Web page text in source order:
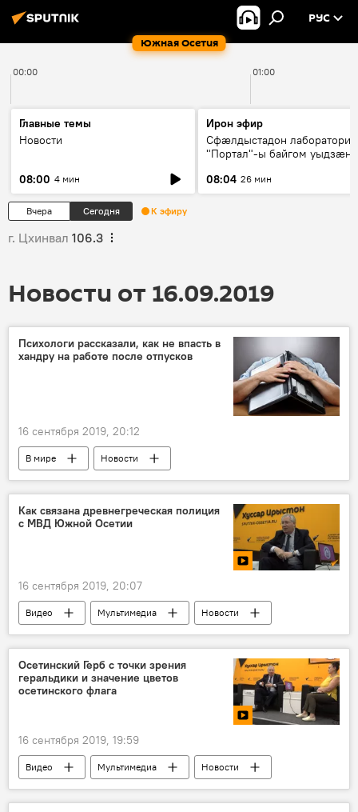
Южная Осетия
РУС
00:00 01:00
Главные темы
Новости
08:00 4 мин
Ирон эфир
Сфæлдыстадон лаборатори
"Портал"-ы байгом уыдзæн
Æхсары куыстыты равдыст
08:04 26 мин
Вчера Сегодня К эфиру
г. Цхинвал 106.3
Новости от 16.09.2019
Психологи рассказали, как не впасть в
хандру на работе после отпусков
16 сентября 2019, 20:12
В мире Новости
Как связана древнегреческая полиция
с МВД Южной Осетии
16 сентября 2019, 20:07
Видео Мультимедиа Новости
Осетинский Герб с точки зрения
геральдики и значение цветов
осетинского флага
16 сентября 2019, 19:59
Видео Мультимедиа Новости